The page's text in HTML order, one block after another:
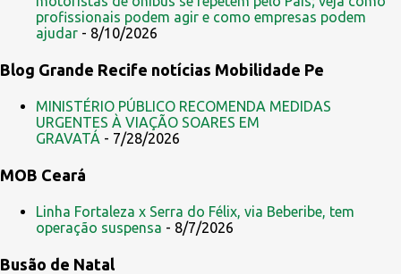
n
r
o
profissionais podem agir e como empresas podem
ajudar - 8/10/2026
Blog Grande Recife notícias Mobilidade Pe
MINISTÉRIO PÚBLICO RECOMENDA MEDIDAS
URGENTES À VIAÇÃO SOARES EM
GRAVATÁ - 7/28/2026
MOB Ceará
Linha Fortaleza x Serra do Félix, via Beberibe, tem
operação suspensa - 8/7/2026
Busão de Natal